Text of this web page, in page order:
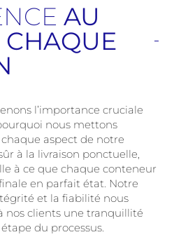
AU
l’importance cruciale
nous mettons
aspect de notre
à la livraison ponctuelle,
à ce que chaque conteneur
en parfait état. Notre
et la fiabilité nous
nos clients une tranquillité
du processus.